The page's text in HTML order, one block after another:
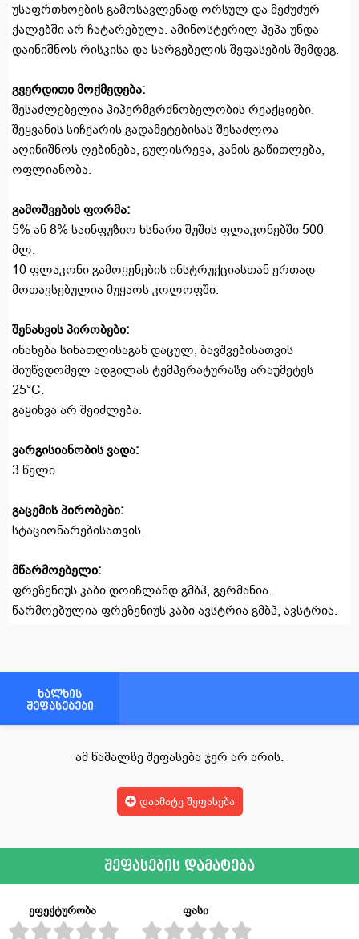
უსაფრთხოების გამოსავლენად ორსულ და მეძუძურ
ქალებში არ ჩატარებულა. ამინოსტერილ ჰეპა უნდა
დაინიშნოს რისკისა და სარგებელის შეფასების შემდეგ.
გვერდითი მოქმედება:
შესაძლებელია ჰიპერმგრძნობელობის რეაქციები.
შეყვანის სიჩქარის გადამეტებისას შესაძლოა
აღინიშნოს ღებინება, გულისრევა, კანის გაწითლება,
ოფლიანობა.
გამოშვების ფორმა:
5% ან 8% საინფუზიო ხსნარი შუშის ფლაკონებში 500
მლ.
10 ფლაკონი გამოყენების ინსტრუქციასთან ერთად
მოთავსებულია მუყაოს კოლოფში.
შენახვის პირობები:
ინახება სინათლისაგან დაცულ, ბავშვებისათვის
მიუწვდომელ ადგილას ტემპერატურაზე არაუმეტეს
25°C.
გაყინვა არ შეიძლება.
ვარგისიანობის ვადა:
3 წელი.
გაცემის პირობები:
სტაციონარებისათვის.
მწარმოებელი:
ფრეზენიუს კაბი დოიჩლანდ გმბჰ, გერმანია.
წარმოებულია ფრეზენიუს კაბი ავსტრია გმბჰ, ავსტრია.
ხალხის
შეფასებები
ამ წამალზე შეფასება ჯერ არ არის.
დაამატე შეფასება
შეფასების დამატება
ეფექტურობა ფასი